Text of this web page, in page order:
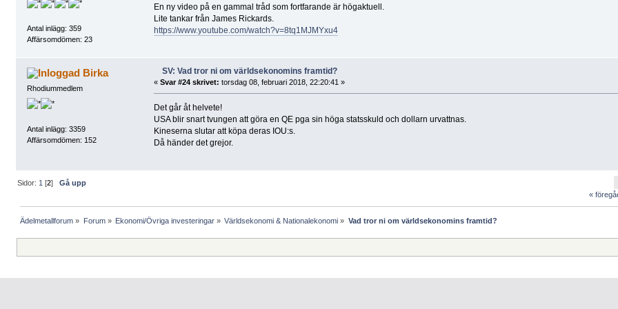
Antal inlägg: 359
Affärsomdömen: 23
En ny video på en gammal tråd som fortfarande är högaktuell.
Lite tankar från James Rickards.
https://www.youtube.com/watch?v=8tq1MJMYxu4
Birka
Rhodiummedlem
Antal inlägg: 3359
Affärsomdömen: 152
SV: Vad tror ni om världsekonomins framtid?
« Svar #24 skrivet: torsdag 08, februari 2018, 22:20:41 »
Det går åt helvete!
USA blir snart tvungen att göra en QE pga sin höga statsskuld och dollarn urvattnas.
Kineserna slutar att köpa deras IOU:s.
Då händer det grejor.
Sidor: 1 [2]Gå upp
«
Ädelmetallforum » Forum» Ekonomi/Övriga investeringar» Världsekonomi & Nationalekonomi » Vad tror ni om världsekonomins framtid?